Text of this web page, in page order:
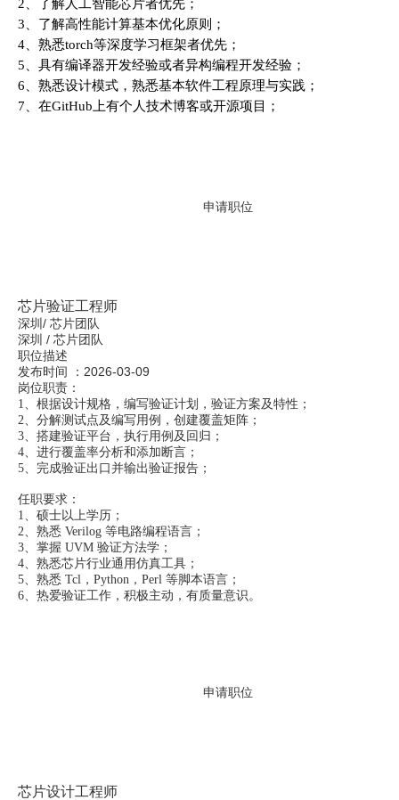
2 、了解人工智能芯片者优先；
3 、了解高性能计算基本优化原则；
4 、熟悉torch等深度学习框架者优先；
5 、具有编译器开发经验或者异构编程开发经验；
6 、熟悉设计模式，熟悉基本软件工程原理与实践；
7 、在GitHub 上有个人技术博客或开源项目；
申请职位
芯片验证工程师
深圳 / 芯片团队
深圳 / 芯片团队
职位描述
发布时间 ： 2026-03-09
岗位职责：
1、根据设计规格，编写验证计划，验证方案及特性；
2、分解测试点及编写用例，创建覆盖矩阵；
3、搭建验证平台，执行用例及回归；
4、进行覆盖率分析和添加断言；
5、完成验证出口并输出验证报告；
任职要求：
1、硕士以上学历；
2、熟悉 Verilog 等电路编程语言；
3、掌握 UVM 验证方法学；
4、熟悉芯片行业通用仿真工具；
5、熟悉 Tcl，Python，Perl 等脚本语言；
6、热爱验证工作，积极主动，有质量意识。
申请职位
芯片设计工程师